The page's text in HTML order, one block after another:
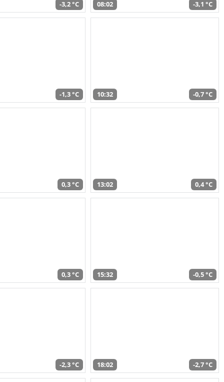
-3,2 °C 08:02 -3,1 °C
-1,3 °C 10:32 -0,7 °C
0,3 °C 13:02 0,4 °C
0,3 °C 15:32 -0,5 °C
-2,3 °C 18:02 -2,7 °C